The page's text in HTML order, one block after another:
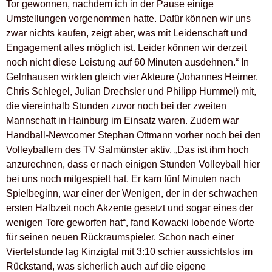
Tor gewonnen, nachdem ich in der Pause einige
Umstellungen vorgenommen hatte. Dafür können wir uns
zwar nichts kaufen, zeigt aber, was mit Leidenschaft und
Engagement alles möglich ist. Leider können wir derzeit
noch nicht diese Leistung auf 60 Minuten ausdehnen.“ In
Gelnhausen wirkten gleich vier Akteure (Johannes Heimer,
Chris Schlegel, Julian Drechsler und Philipp Hummel) mit,
die viereinhalb Stunden zuvor noch bei der zweiten
Mannschaft in Hainburg im Einsatz waren. Zudem war
Handball-Newcomer Stephan Ottmann vorher noch bei den
Volleyballern des TV Salmünster aktiv. „Das ist ihm hoch
anzurechnen, dass er nach einigen Stunden Volleyball hier
bei uns noch mitgespielt hat. Er kam fünf Minuten nach
Spielbeginn, war einer der Wenigen, der in der schwachen
ersten Halbzeit noch Akzente gesetzt und sogar eines der
wenigen Tore geworfen hat“, fand Kowacki lobende Worte
für seinen neuen Rückraumspieler. Schon nach einer
Viertelstunde lag Kinzigtal mit 3:10 schier aussichtslos im
Rückstand, was sicherlich auch auf die eigene